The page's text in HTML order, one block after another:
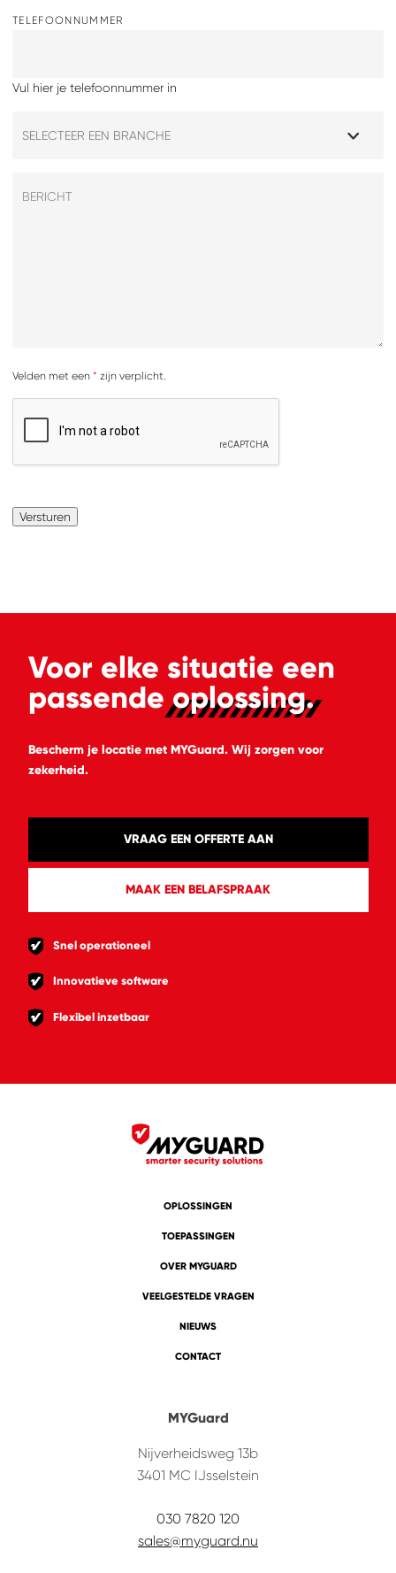
Waar ben je naar op
TELEFOONNUMMER
Vul hier je telefoonnummer in
Velden met een * zijn verplicht.
Versturen
Voor elke situatie een
passendeoplossing.
Bescherm je locatie met MYGuard. Wij zorgen voor
zekerheid.
VRAAG EEN OFFERTE AAN
MAAK EEN BELAFSPRAAK
Snel operationeel
Innovatieve software
Flexibel inzetbaar
OPLOSSINGEN
TOEPASSINGEN
OVER MYGUARD
VEELGESTELDE VRAGEN
NIEUWS
CONTACT
MYGuard
Nijverheidsweg 13b
3401 MC IJsselstein
030 7820 120
sales@myguard.nu